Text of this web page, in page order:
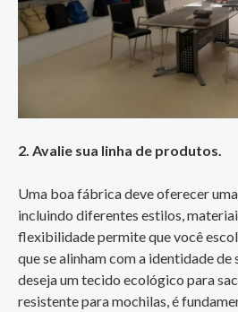
2. Avalie sua linha de produtos.
Uma boa fábrica deve oferecer
incluindo diferentes estilos,
flexibilidade permite que você
que se alinham com a identidade de
deseja um tecido ecológico para
resistente para mochilas, é